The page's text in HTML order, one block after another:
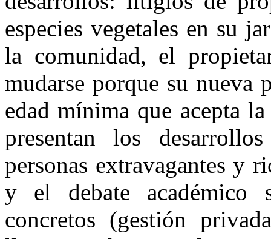
especies vegetales en su
la comunidad, el
mudarse porque su nueva
edad mínima que acepta
presentan los
personas extravagantes y
y el debate académico
concretos (gestión